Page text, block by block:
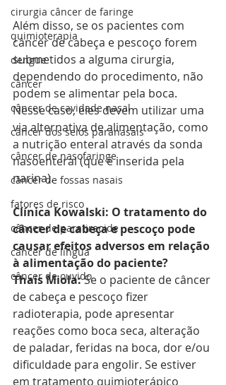
cirurgia câncer de faringe
quimioterapia
dengue
câncer
câncer de cavidade nasal
câncer dos seios paranasais
câncer de nasofaringe
câncer de fossas nasais
fatores de risco
câncer de paratireoide
câncer de língua
câncer de ouvido
Além disso, se os pacientes com
câncer de cabeça e pescoço forem
submetidos a alguma cirurgia,
dependendo do procedimento, não
podem se alimentar pela boca.
Nesse caso, eles devem utilizar uma
via alternativa de alimentação, como
a nutrição enteral através da sonda
nasoenteral (que é inserida pela
narina).
Clínica Kowalski: O tratamento do
câncer de cabeça e pescoço pode
causar efeitos adversos em relação
à alimentação do paciente?
Thais Miola: Se o paciente de câncer
de cabeça e pescoço fizer
radioterapia, pode apresentar
reações como boca seca, alteração
de paladar, feridas na boca, dor e/ou
dificuldade para engolir. Se estiver
em tratamento quimioterápico